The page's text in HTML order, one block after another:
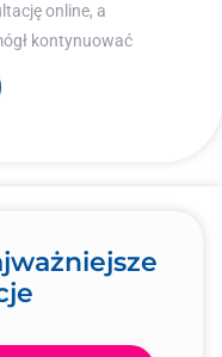
online, a
kontynuować